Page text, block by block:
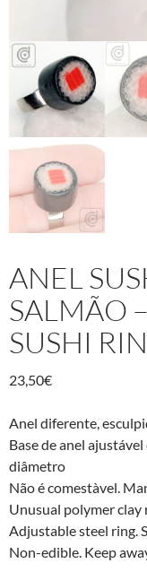
ANEL
SALMÃO
SUSHI
23,50€
Anel diferente,
Base de anel
diâmetro
Não é comestà­vel.
Unusual polymer clay
Adjustable steel ring.
Non-edible. Keep